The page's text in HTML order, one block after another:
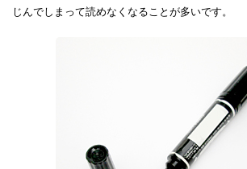
じんでしまって読めなくなることが多いです。